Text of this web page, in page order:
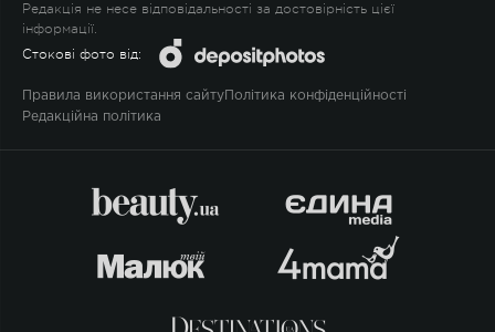
Редакція не несе відповідальності за достовірність цієї
інформації.
Стокові фото від:
Правила використання сайту Політика конфіденційності
Редакційна політика